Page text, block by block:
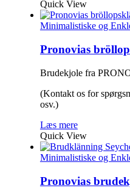
Quick View
Minimalistiske og
Pronovias
Brudekjole fra
(Kontakt os for
osv.)
Læs mere
Quick View
Minimalistiske og
Pronovias